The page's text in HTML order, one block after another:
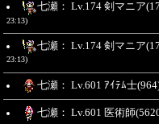
七瀬： Lv.174 剣マニア
23:13)
七瀬： Lv.174 剣マニア
23:13)
七瀬： Lv.601 ｱｲﾃﾑ士
七瀬： Lv.601 医術師